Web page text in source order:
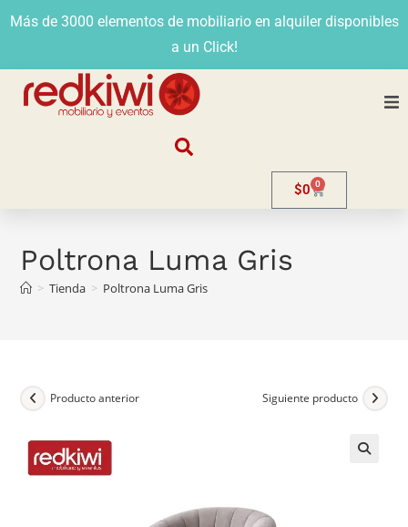
Más de 3000 elementos de mobiliario en alquiler disponibles
a un Click!
Contacto
$0 0
Poltrona Luma Gris
> Tienda > Poltrona Luma Gris
Producto anterior Siguiente producto